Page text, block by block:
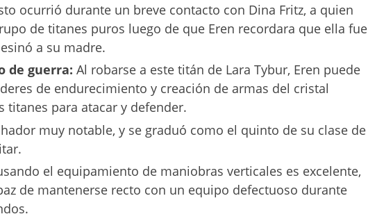
ocurrió durante un breve contacto con Dina Fritz, a quien
de titanes puros luego de que Eren recordara que ella fue
a su madre.
de guerra: Al robarse a este titán de Lara Tybur, Eren puede
de endurecimiento y creación de armas del cristal
titanes para atacar y defender.
muy notable, y se graduó como el quinto de su clase de
el equipamiento de maniobras verticales es excelente,
de mantenerse recto con un equipo defectuoso durante